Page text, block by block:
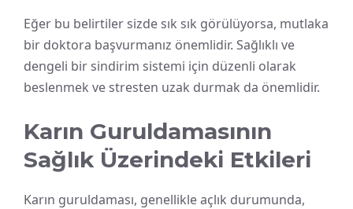
Eğer bu belirtiler sizde sık sık görülüyorsa, mutlaka
bir doktora başvurmanız önemlidir. Sağlıklı ve
dengeli bir sindirim sistemi için düzenli olarak
beslenmek ve stresten uzak durmak da önemlidir.
Karın Guruldamasının
Sağlık Üzerindeki Etkileri
Karın guruldaması, genellikle açlık durumunda,